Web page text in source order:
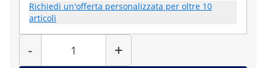
Richiedi un'offerta personalizzata per oltre 10
articoli
-
Quantità
+